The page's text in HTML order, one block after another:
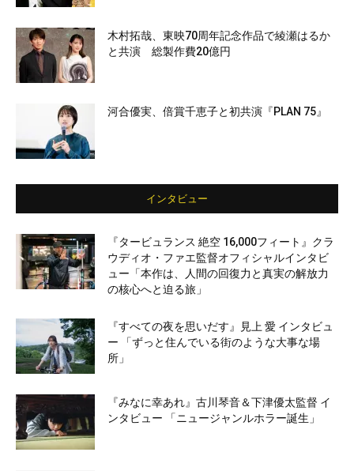
木村拓哉、東映70周年記念作品で綾瀬はるか
と共演 総製作費20億円
河合優実、倍賞千恵子と初共演『PLAN 75』
インタビュー
『タービュランス 絶空 16,000フィート』クラ
ウディオ・ファエ監督オフィシャルインタビ
ュー「本作は、人間の回復力と真実の解放力
の核心へと迫る旅」
『すべての夜を思いだす』見上 愛 インタビュ
ー 「ずっと住んでいる街のような大事な場
所」
『みなに幸あれ』古川琴音＆下津優太監督 イ
ンタビュー 「ニュージャンルホラー誕生」